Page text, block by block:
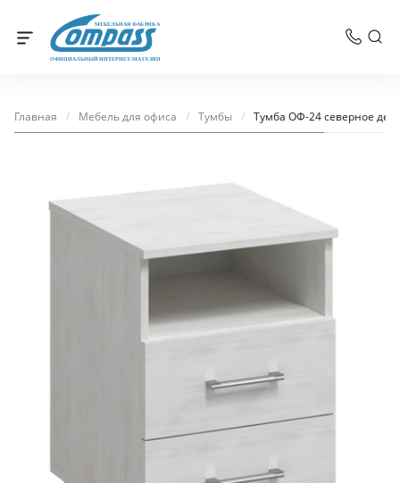
МЕБЕЛЬНАЯ ФАБРИКА
ОФИЦИАЛЬНЫЙ ИНТЕРНЕТ-МАГАЗИН
Главная / Мебель для офиса / Тумбы / Тумба ОФ-24 северное